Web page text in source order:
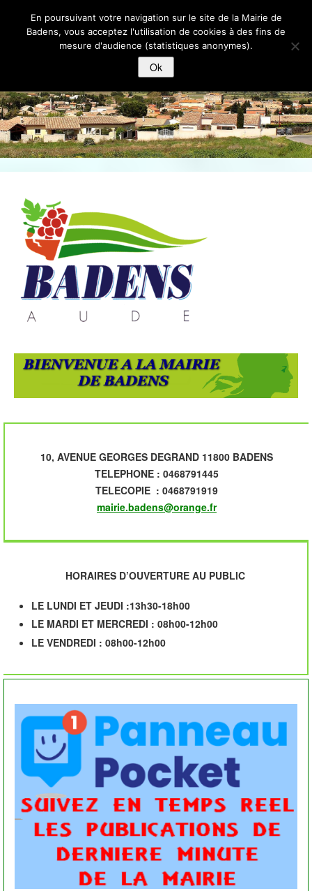
BADENS
ECOLE-ENFANCE-JEUNESSE
VIVRE A BADENS
LOISIRS
HiISTOIRE ET PATRIMOINE
ACTUALITES
CONTACT
10, AVENUE GEORGES DEGRAND 11800 BADENS
TELEPHONE : 0468791445
TELECOPIE : 0468791919
mairie.badens@orange.fr
HORAIRES D’OUVERTURE AU PUBLIC
LE LUNDI ET JEUDI :13h30-18h00
LE MARDI ET MERCREDI : 08h00-12h00
LE VENDREDI : 08h00-12h00
En poursuivant votre navigation sur le site de la Mairie de
Badens, vous acceptez l'utilisation de cookies à des fins de
mesure d'audience (statistiques anonymes).
Ok